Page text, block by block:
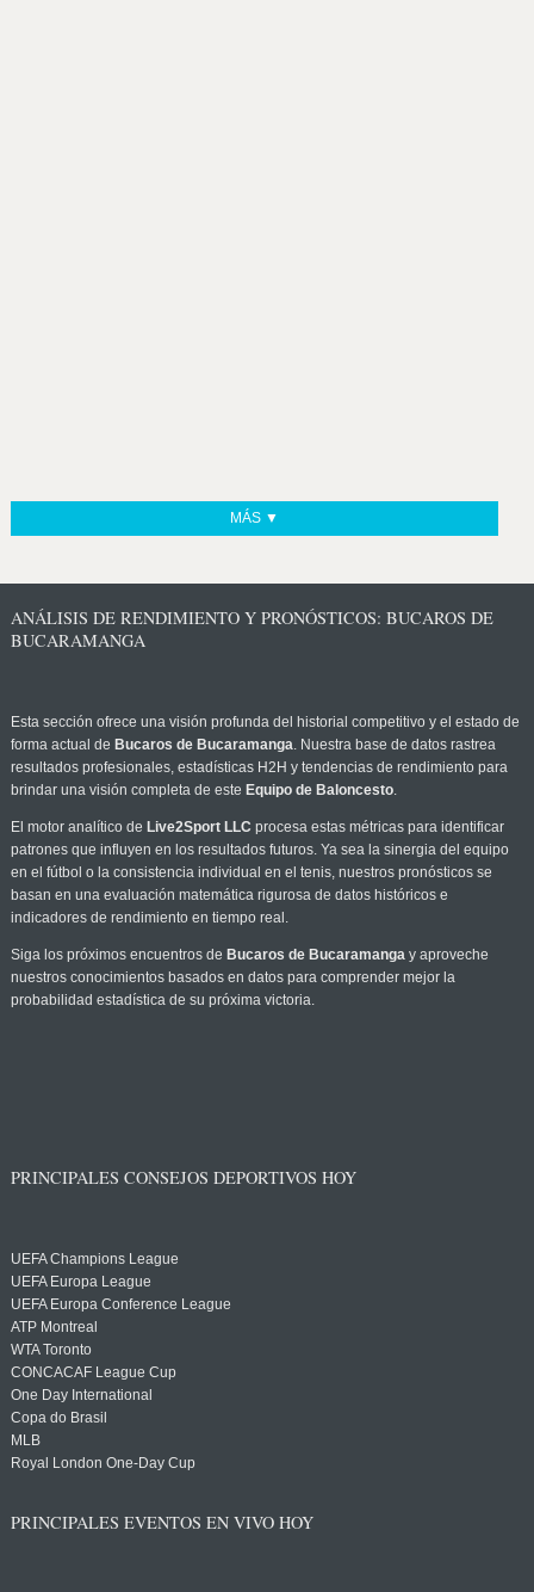
MÁS ▼
ANÁLISIS DE RENDIMIENTO Y PRONÓSTICOS: BUCAROS DE
BUCARAMANGA
Esta sección ofrece una visión profunda del historial competitivo y el estado de
forma actual de Bucaros de Bucaramanga. Nuestra base de datos rastrea
resultados profesionales, estadísticas H2H y tendencias de rendimiento para
brindar una visión completa de este Equipo de Baloncesto.
El motor analítico de Live2Sport LLC procesa estas métricas para identificar
patrones que influyen en los resultados futuros. Ya sea la sinergia del equipo
en el fútbol o la consistencia individual en el tenis, nuestros pronósticos se
basan en una evaluación matemática rigurosa de datos históricos e
indicadores de rendimiento en tiempo real.
Siga los próximos encuentros de Bucaros de Bucaramangay aproveche
nuestros conocimientos basados en datos para comprender mejor la
probabilidad estadística de su próxima victoria.
PRINCIPALES CONSEJOS DEPORTIVOS HOY
UEFA Champions League
UEFA Europa League
UEFA Europa Conference League
ATP Montreal
WTA Toronto
CONCACAF League Cup
One Day International
Copa do Brasil
MLB
Royal London One-Day Cup
PRINCIPALES EVENTOS EN VIVO HOY